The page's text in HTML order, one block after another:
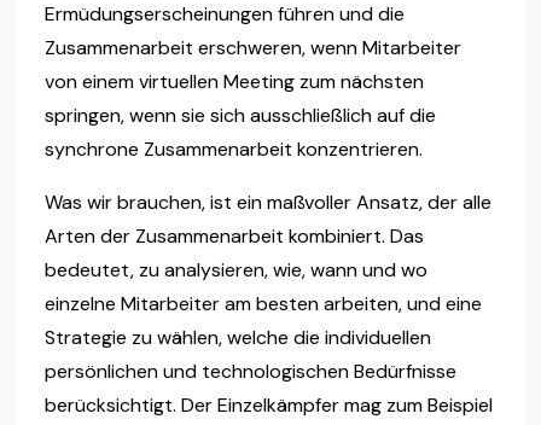
Ermüdungserscheinungen führen und die
Zusammenarbeit erschweren, wenn Mitarbeiter
von einem virtuellen Meeting zum nächsten
springen, wenn sie sich ausschließlich auf die
synchrone Zusammenarbeit konzentrieren.
Was wir brauchen, ist ein maßvoller Ansatz, der alle
Arten der Zusammenarbeit kombiniert. Das
bedeutet, zu analysieren, wie, wann und wo
einzelne Mitarbeiter am besten arbeiten, und eine
Strategie zu wählen, welche die individuellen
persönlichen und technologischen Bedürfnisse
berücksichtigt. Der Einzelkämpfer mag zum Beispiel